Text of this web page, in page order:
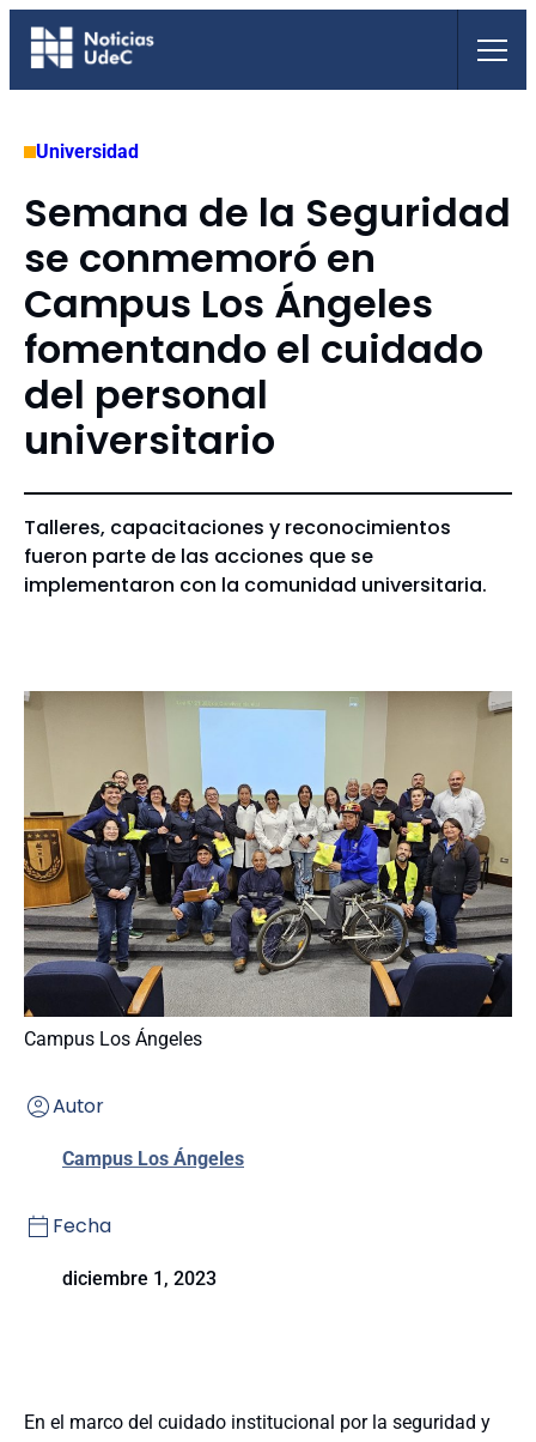
Saltar
Universidad
Semana de la Seguridad
se conmemoró en
Campus Los Ángeles
fomentando el cuidado
del personal
universitario
Talleres, capacitaciones y reconocimientos
fueron parte de las acciones que se
implementaron con la comunidad universitaria.
Campus Los Ángeles
Autor
Campus Los Ángeles
Fecha
diciembre 1, 2023
En el marco del cuidado institucional por la seguridad y